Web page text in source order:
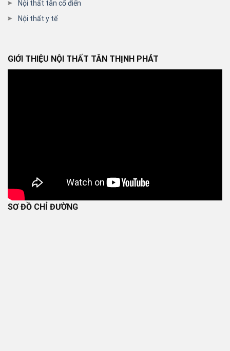
Nội thất tân cổ điển
Nội thất y tế
GIỚI THIỆU NỘI THẤT TÂN THỊNH PHÁT
SƠ ĐỒ CHỈ ĐƯỜNG